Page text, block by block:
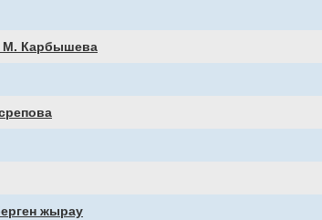
Карбышева
жырау